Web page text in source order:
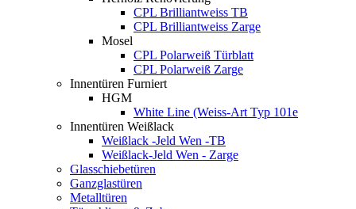
CPL Brilliantweiss TB
CPL Brilliantweiss Zarge
Mosel
CPL Polarweiß Türblatt
CPL Polarweiß Zarge
Innentüren Furniert
HGM
White Line (Weiss-Art Typ 101e
Innentüren Weißlack
Weißlack -Jeld Wen -TB
Weißlack-Jeld Wen - Zarge
Glasschiebetüren
Ganzglastüren
Metalltüren